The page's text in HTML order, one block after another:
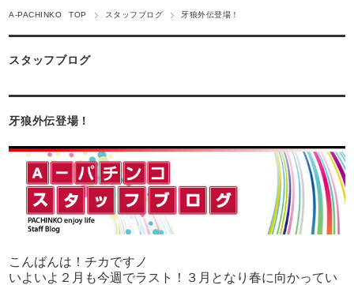
A-PACHINKO TOP スタッフブログ 牙狼外伝登場！
スタッフブログ
牙狼外伝登場！
こんばんは！チカですノ
いよいよ２月も今週でラスト！３月となり春に向かってい